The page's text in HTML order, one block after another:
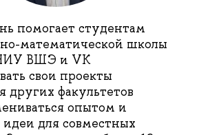
помогает студентам
математической школы
ВШЭ и VK
свои проекты
других факультетов
опытом и
идеи для совместных